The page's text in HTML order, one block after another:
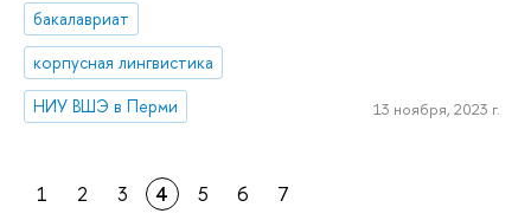
бакалавриат
корпусная лингвистика
НИУ ВШЭ в Перми
13 ноября, 2023 г.
1 2 3 4 5 6 7